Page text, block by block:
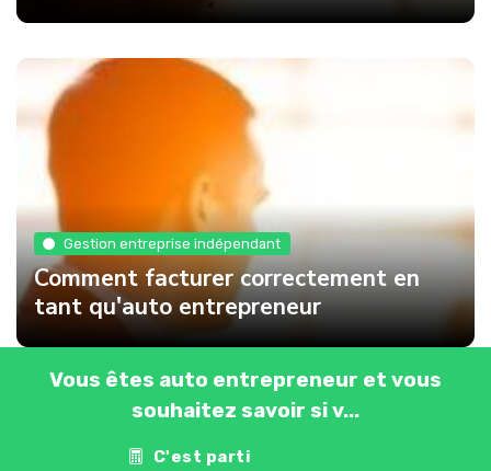
Gestion entreprise indépendant
Comment facturer correctement en
tant qu'auto entrepreneur
Vous êtes auto entrepreneur et vous
souhaitez savoir si v...
C'est parti